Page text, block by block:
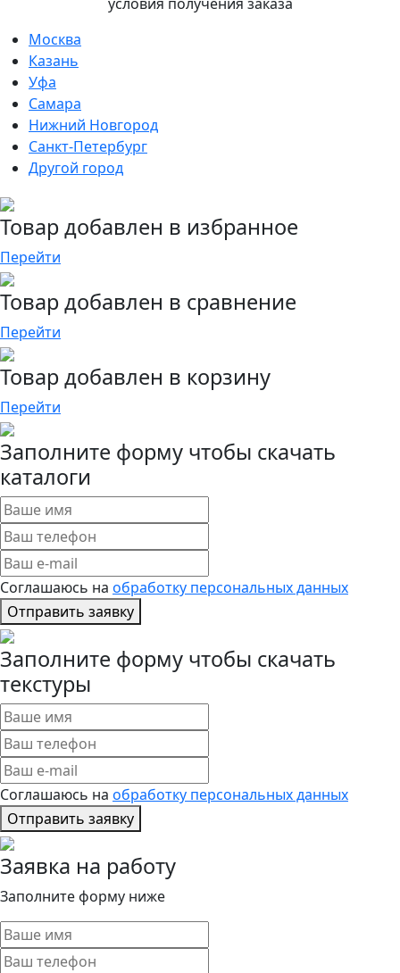
Москва
Казань
Уфа
Самара
Нижний Новгород
Санкт-Петербург
Другой город
Товар добавлен в избранное
Перейти
Товар добавлен в сравнение
Перейти
Товар добавлен в корзину
Перейти
Заполните форму чтобы скачать
каталоги
Соглашаюсь на обработку персональных данных
Отправить заявку
Заполните форму чтобы скачать
текстуры
Соглашаюсь на обработку персональных данных
Отправить заявку
Заявка на работу
Заполните форму ниже